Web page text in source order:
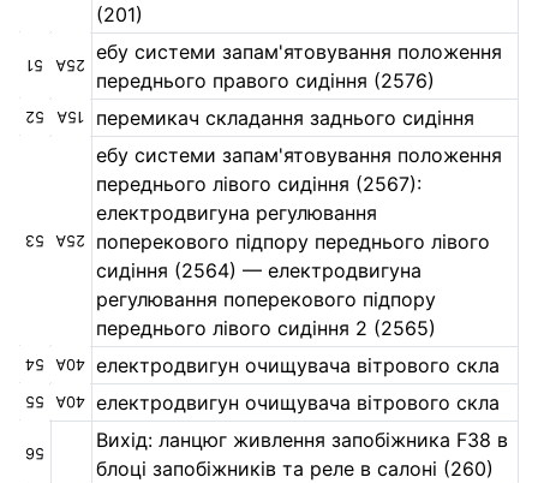
(201)
51 25А
ебу системи запам'ятовування положення
переднього правого сидіння (2576)
52 15А перемикач складання заднього сидіння
53 25А
ебу системи запам'ятовування положення
переднього лівого сидіння (2567):
електродвигуна регулювання
поперекового підпору переднього лівого
сидіння (2564) — електродвигуна
регулювання поперекового підпору
переднього лівого сидіння 2 (2565)
54 40А електродвигун очищувача вітрового скла
55 40А електродвигун очищувача вітрового скла
56
Вихід: ланцюг живлення запобіжника F38 в
блоці запобіжників та реле в салоні (260)